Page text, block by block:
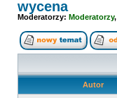
wycena
Moderatorzy: Moderatorzy,
Autor